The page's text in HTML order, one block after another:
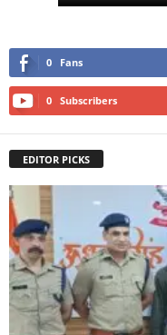
0 Fans
0 Subscribers
EDITOR PICKS